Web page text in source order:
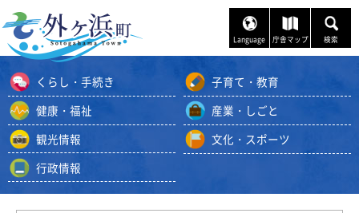
ナ
ビ
ゲ
シ
ョ
ン
ス
キ
ッ
Language 庁舎マップ 検索
くらし・手続き
子育て・教育
健康・福祉
産業・しごと
観光情報
文化・スポーツ
行政情報